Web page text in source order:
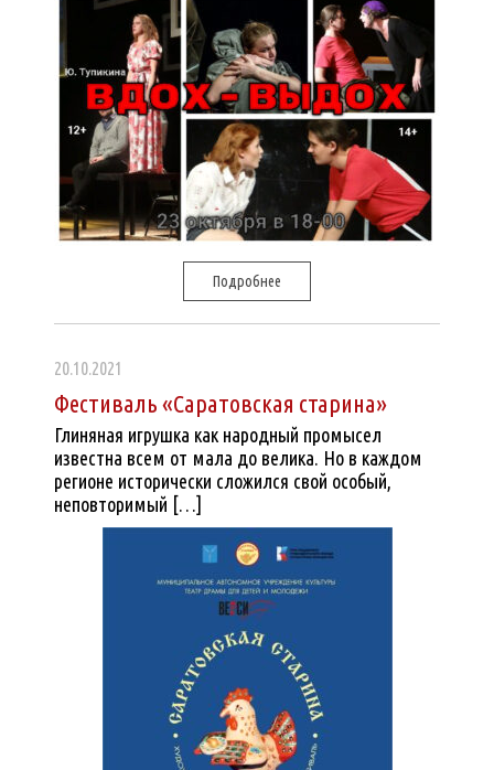
Подробнее
20.10.2021
Фестиваль «Саратовская старина»
Глиняная игрушка как народный промысел
известна всем от мала до велика. Но в каждом
регионе исторически сложился свой особый,
неповторимый […]